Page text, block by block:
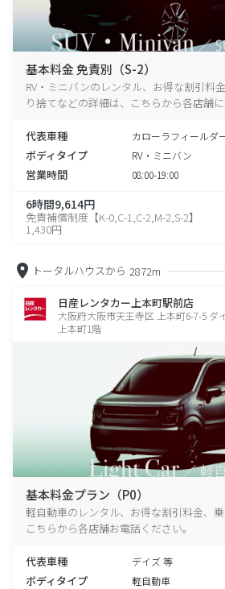
基本料金 免責別（S-2）
RV・ミニバンのレンタル、お得な割引料
り捨てなどの詳細は、こちらから各店舗に
代表車種 カローラフィールダ
ボディタイプ RV・ミニバン
営業時間 08:00-19:00
6時間9,614円
免責補償制度【K-0,C-1,C-2,M-2,S-2】
1,430円
トータルハウスから 2872m
日産レンタカー上本町駅前店
大阪府大阪市天王寺区 上本町6-7-5 ダ
上本町1階
基本料金プラン（P0）
軽自動車のレンタル、お得な割引料金、乗
こちらから各店舗お電話ください。
代表車種 デイズ 等
ボディタイプ 軽自動車